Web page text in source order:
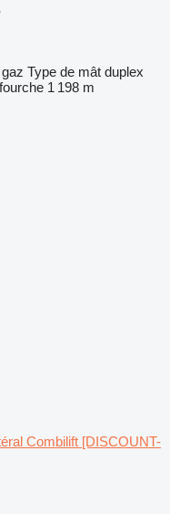
gaz Type de mât duplex
1 198 m
Combilift [DISCOUNT-